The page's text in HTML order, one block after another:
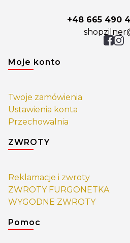
+48 665 490
Linki w stopce
Moje konto
Twoje zamówienia
Ustawienia konta
Przechowalnia
ZWROTY
Reklamacje i zwroty
ZWROTY FURGONETKA
WYGODNE ZWROTY
Pomoc